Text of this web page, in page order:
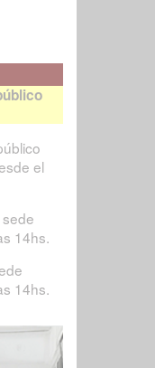
el
14hs.
14hs.